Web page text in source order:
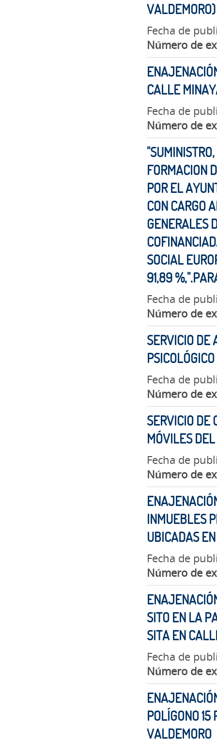
VALDEMORO)
Fecha de
Número de
CALLE
Fecha de
Número de
FORMACION
POR EL
CON CARGO
GENERALES
SOCIAL
91,89
Fecha de
Número de
SERVICIO DE
Fecha de
Número de
SERVICIO DE
MÓVILES
Fecha de
Número de
INMUEBLES
UBICADAS
Fecha de
Número de
SITO EN LA
SITA EN
Fecha de
Número de
POLÍGONO
VALDEMORO